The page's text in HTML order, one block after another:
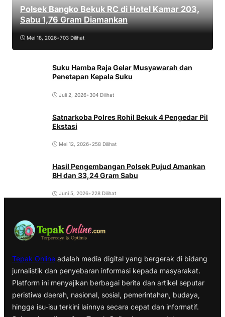
Polsek Bangko Bekuk RC di Hotel Kamar 203,
Sabu 1,76 Gram Diamankan
Mei 18, 2026•703 Dilihat
Suku Hamba Raja Gelar Musyawarah dan
Penetapan Kepala Suku
Juli 2, 2026•304 Dilihat
Satnarkoba Polres Rohil Bekuk 4 Pengedar Pil
Ekstasi
Mei 12, 2026• 258 Dilihat
Hasil Pengembangan Polsek Pujud Amankan
BH dan 33,24 Gram Sabu
Juni 5, 2026• 228 Dilihat
Tepak Online adalah media digital yang bergerak di bidang
jurnalistik dan penyebaran informasi kepada masyarakat.
Platform ini menyajikan berbagai berita dan artikel seputar
peristiwa daerah, nasional, sosial, pemerintahan, budaya,
hingga isu-isu terkini lainnya secara cepat dan informatif.